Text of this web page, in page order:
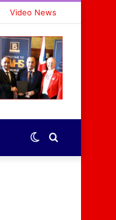
Video News
Search
Switch